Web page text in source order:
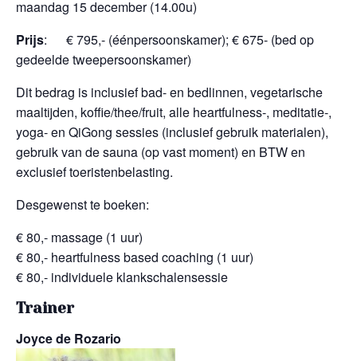
maandag 15 december (14.00u)
Prijs: € 795,- (éénpersoonskamer); € 675- (bed op
gedeelde tweepersoonskamer)
Dit bedrag is inclusief bad- en bedlinnen, vegetarische
maaltijden, koffie/thee/fruit, alle heartfulness-, meditatie-,
yoga- en QiGong sessies (inclusief gebruik materialen),
gebruik van de sauna (op vast moment) en BTW en
exclusief toeristenbelasting.
Desgewenst te boeken:
€ 80,- massage (1 uur)
€ 80,- heartfulness based coaching (1 uur)
€ 80,- individuele klankschalensessie
Trainer
Joyce de Rozario